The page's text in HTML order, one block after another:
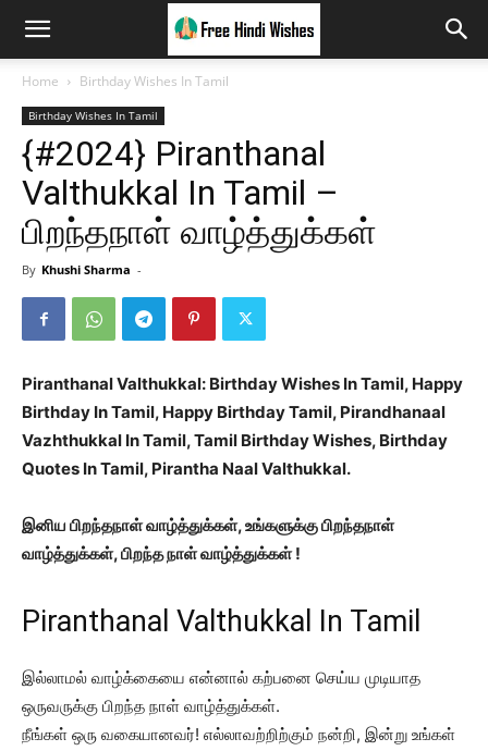
Home Birthday Wishes In Tamil
Birthday Wishes In Tamil
{#2024} Piranthanal
Valthukkal In Tamil –
பிறந்தநாள் வாழ்த்துக்கள்
By Khushi Sharma -
Piranthanal Valthukkal: Birthday Wishes In Tamil, Happy
Birthday In Tamil, Happy Birthday Tamil, Pirandhanaal
Vazhthukkal In Tamil, Tamil Birthday Wishes, Birthday
Quotes In Tamil, Pirantha Naal Valthukkal.
இனிய பிறந்தநாள் வாழ்த்துக்கள், உங்களுக்கு பிறந்தநாள்
வாழ்த்துக்கள், பிறந்த நாள் வாழ்த்துக்கள் !
Piranthanal Valthukkal In Tamil
இல்லாமல் வாழ்க்கையை என்னால் கற்பனை செய்ய முடியாத
ஒருவருக்கு பிறந்த நாள் வாழ்த்துக்கள்.
நீங்கள் ஒரு வகையானவர்! எல்லாவற்றிற்கும் நன்றி, இன்று உங்கள்